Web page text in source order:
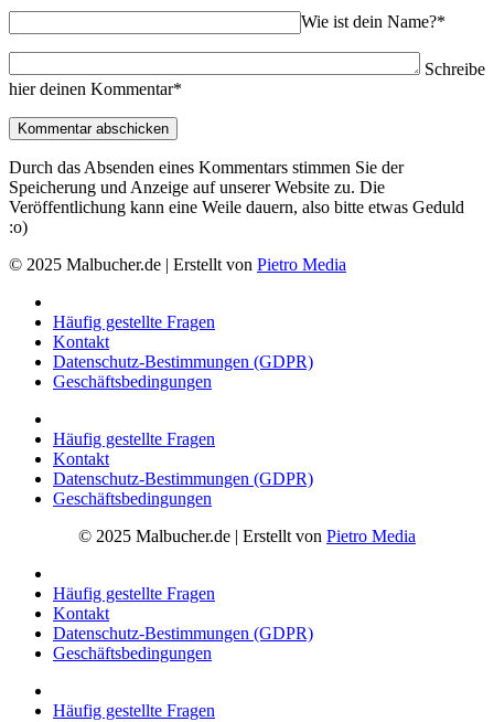
Wie ist dein Name?*
Schreibe
hier deinen Kommentar*
Durch das Absenden eines Kommentars stimmen Sie der
Speicherung und Anzeige auf unserer Website zu. Die
Veröffentlichung kann eine Weile dauern, also bitte etwas Geduld
:o)
© 2025 Malbucher.de | Erstellt von Pietro Media
Häufig gestellte Fragen
Kontakt
Datenschutz-Bestimmungen (GDPR)
Geschäftsbedingungen
Häufig gestellte Fragen
Kontakt
Datenschutz-Bestimmungen (GDPR)
Geschäftsbedingungen
© 2025 Malbucher.de | Erstellt von Pietro Media
Häufig gestellte Fragen
Kontakt
Datenschutz-Bestimmungen (GDPR)
Geschäftsbedingungen
Häufig gestellte Fragen